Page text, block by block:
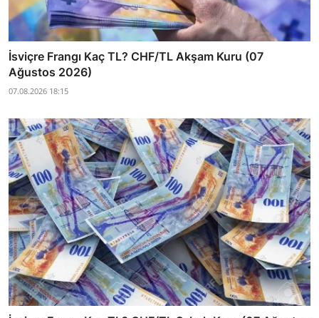
İsviçre Frangı Kaç TL? CHF/TL Akşam Kuru (07
Ağustos 2026)
07.08.2026 18:15